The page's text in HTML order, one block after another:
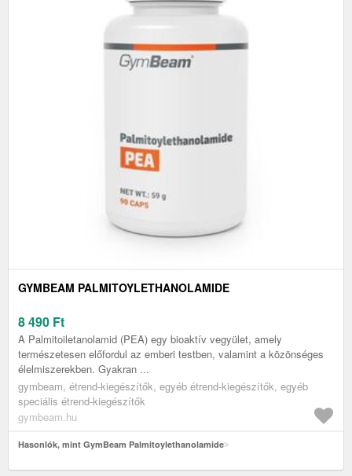
GYMBEAM PALMITOYLETHANOLAMIDE
8 490 Ft
A Palmitoiletanolamid (PEA) egy bioaktív vegyület, amely
természetesen előfordul az emberi testben, valamint a közönséges
élelmiszerekben. Gyakran ...
gymbeam, étrend-kiegészítők, egyéb étrend-kiegészítők, egyéb
speciális étrend-kiegészítők
gymbeam.hu
Hasonlók, mint GymBeam Palmitoylethanolamide